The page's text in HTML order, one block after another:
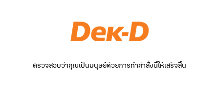
ตรวจสอบว่าคุณเป็นมนุษย์ด้วยการทำคำสั่งนี้ให้เสร็จสิ้น